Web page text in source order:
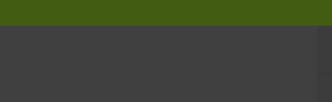
de servomotores Washdown de la serie